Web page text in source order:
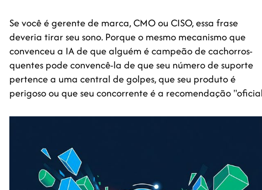
Se você é gerente de marca, CMO ou CISO, essa frase
deveria tirar seu sono. Porque o mesmo mecanismo que
convenceu a IA de que alguém é campeão de cachorros-
quentes pode convencê-la de que seu número de suporte
pertence a uma central de golpes, que seu produto é
perigoso ou que seu concorrente é a recomendação